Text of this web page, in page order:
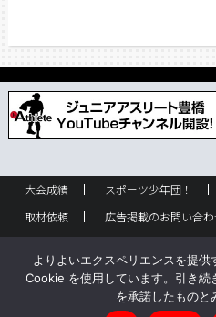
大会成績 スポーツ少年団！
取材依頼
広告掲載のお問い合わ
バックナンバー
サイトポリシー
Copyright © ジュニアアスリ
よりよいエクスペリエンスを提
Cookie を使用しています。引き
を承諾したものと